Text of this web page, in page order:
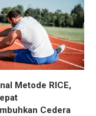
Metode RICE,
Cedera